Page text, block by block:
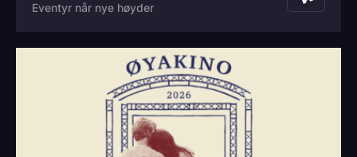
Eventyr når nye høyder